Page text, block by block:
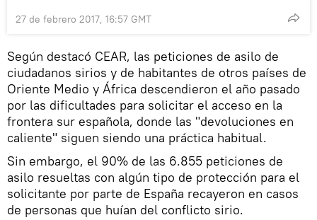
27 de febrero 2017, 16:57 GMT
Según destacó CEAR, las peticiones de asilo de
ciudadanos sirios y de habitantes de otros países de
Oriente Medio y África descendieron el año pasado
por las dificultades para solicitar el acceso en la
frontera sur española, donde las "devoluciones en
caliente" siguen siendo una práctica habitual.
Sin embargo, el 90% de las 6.855 peticiones de
asilo resueltas con algún tipo de protección para el
solicitante por parte de España recayeron en casos
de personas que huían del conflicto sirio.